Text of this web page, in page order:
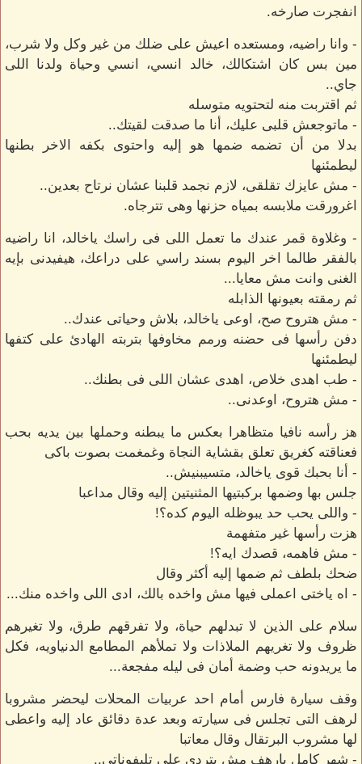
انفجرت صارخه.
- وانا راضيه، ومستعده اعيش على ضلك من غير وكل ولا شرب،
مين بس كان اشتكالك، خالد انسي، انسي وحياة ولدنا اللى
جاي..
ثم اقتربت منه لتحتويه متوسله
- ماتوجعش قلبى عليك، أنا ما صدقت لقيتك..
بدلا من أن تضمه ضمها هو إليه واحتوى بكفه الاخر بطنها
ليطمئنها
- مش عايزك تقلقى، لازم نجمد قلبنا عشان نرتاح بعدين..
اغرورقت ملابسه بمياه حزنها وهى تترجاه.
- وغلاوة قمر عندك ما تعمل اللى فى راسك ياخالد، انا راضيه
بالفقر طالما اخر اليوم بسند راسي على دراعك، هيفيدنى بإيه
الغنى وانت مش معايا...
ثم رمقته بعيونها الذابله
- مش هتروح صح، اوعى ياخالد، بلاش وحياتى عندك..
دفن رأسها فى حضنه ورمم مخاوفها بتربته الهادئ على كتفها
ليطمئنها
- طب اهدى خلاص، اهدى عشان اللى فى بطنك..
- مش هتروح، اوعدنى..
هز رأسه نافيا متظاهرا بعكس ما يبطنه وحملها بين يديه بحب
فعناقته كغريق تعلق بقشاية النجاة وغمغمت بصوت باكى
- أنا بحبك قوى ياخالد، متسيبنيش..
جلس بها وضمها بركبتيها المثنيتين إليه وقال مداعبا
- واللى يحب حد يبوظله اليوم كده؟!
هزت رأسها غير متفهمة
- مش فاهمه، قصدك ايه؟!
ضحك بلطف ثم ضمها إليه أكثر وقال
- اه ياختى اعملى فيها مش واخده بالك، ادى اللى واخده منك...
‏سلام على الذين لا تبدلهم حياة، ولا تفرقهم طرق، ولا تغيرهم
ظروف ولا تغريهم الملاذات ولا تملأهم المطامع الدنياويه، فكل
ما يريدونه حب وضمة أمان فى ليله مفجعة...
وقف سيارة فارس أمام احد عربيات المحلات ليحضر مشروبا
لرهف التى تجلس فى سيارته وبعد عدة دقائق عاد إليه واعطى
لها مشروب البرتقال وقال معاتبا
- شهر كامل يارهف مش بتردى على تليفوناتى..